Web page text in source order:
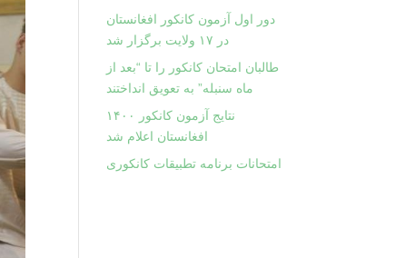
دور اول آزمون کانکور افغانستان
در ۱۷ ولایت برگزار شد
طالبان امتحان کانکور را تا “بعد از
ماه سنبله” به تعویق انداختند
نتایج آزمون کانکور ۱۴۰۰
افغانستان اعلام شد
امتحانات برنامه تطبیقات کانکوری